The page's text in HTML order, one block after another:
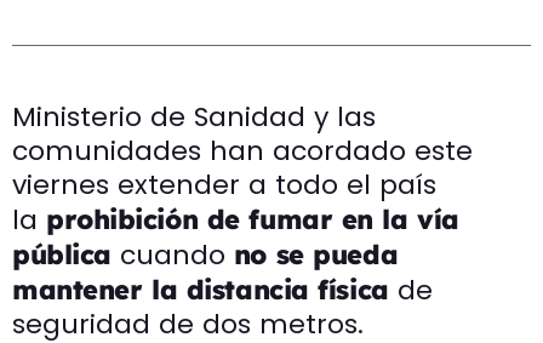
Ministerio de Sanidad y las
comunidades han acordado este
viernes extender a todo el país
la prohibición de fumar en la vía
pública cuando no se pueda
mantener la distancia física de
seguridad de dos metros.